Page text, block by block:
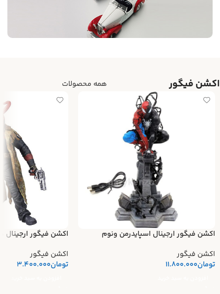
اکشن فیگور همه محصولات
اکشن فیگور ارجینال اسپایدرمن ونوم
اکشن فیگور
تومان11.800.000
اکشن فیگور
اکشن فیگور
تومان3.400.000